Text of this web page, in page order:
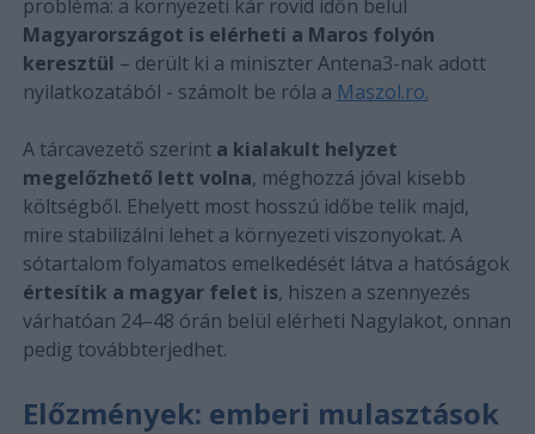
probléma: a környezeti kár rövid időn belül
Magyarországot is elérheti a Maros folyón
keresztül – derült ki a miniszter Antena3-nak adott
nyilatkozatából - számolt be róla a Maszol.ro.
A tárcavezető szerint a kialakult helyzet
megelőzhető lett volna, méghozzá jóval kisebb
költségből. Ehelyett most hosszú időbe telik majd,
mire stabilizálni lehet a környezeti viszonyokat. A
sótartalom folyamatos emelkedését látva a hatóságok
értesítik a magyar felet is, hiszen a szennyezés
várhatóan 24–48 órán belül elérheti Nagylakot, onnan
pedig továbbterjedhet.
Előzmények: emberi mulasztások